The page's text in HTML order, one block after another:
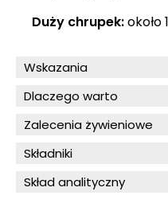
Duży chrupek:około
Wskazania
Dlaczego warto
Zalecenia żywieniowe
Składniki
Skład analityczny